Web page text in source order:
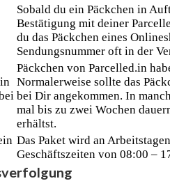
Sobald du ein Päckchen in
Bestätigung mit deiner
du das Päckchen eines
Sendungsnummer oft in der
Päckchen von Parcelled.in
Normalerweise sollte das
bei Dir angekommen. In
mal bis zu zwei Wochen
erhältst.
Das Paket wird an
Geschäftszeiten von 08:00 –